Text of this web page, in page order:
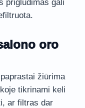
prigludimas gali
oro
žiūrima
tikrinami keli
ar filtras dar